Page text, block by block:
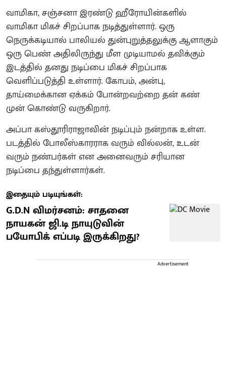
வாமிகா, சஞ்சனா இரண்டு ஹீரோயின்களில்
வாமிகா மிகச் சிறப்பாக நடித்துள்ளார். ஒரு
நெருக்கடியால் பாலியல் துன்புறுத்தலுக்கு ஆளாகும்
ஒரு பெண் அதிலிருந்து மீள முடியாமல் தவிக்கும்
இடத்தில் தனது நடிப்பை மிகச் சிறப்பாக
வெளிப்படுத்தி உள்ளார். கோபம், அன்பு,
தாய்மைக்கான ஏக்கம் போன்றவற்றை தன் கண்
முன் கொண்டு வருகிறார்.
அப்பா கஸ்தூரிராஜாவின் நடிப்பும் நன்றாக உள்ள.
படத்தில் போலீஸ்காரராக வரும் வில்லன், உடன்
வரும் நண்பர்கள் என அனைவரும் சரியான
நடிப்பை தந்துள்ளார்கள்.
இதையும் படியுங்கள்:
G.D.N விமர்சனம்: சாதனை
நாயகன் ஜி.டி நாயுடுவின்
பயோபிக் எப்படி இருக்கிறது?
Advertisement